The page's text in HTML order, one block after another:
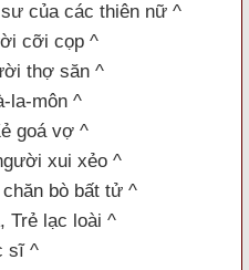
của các thiên nữ ^
cỡi cọp ^
thợ săn ^
la-môn ^
goá vợ ^
xui xẻo ^
bò bất tử ^
Trẻ lạc loài ^
sĩ ^